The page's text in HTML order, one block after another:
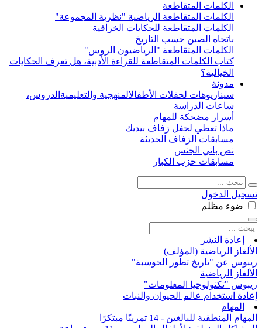
الكلمات المتقاطعة
الكلمات المتقاطعة الرياضية "نظرية المجموعة"
الكلمات المتقاطعة للحكايات الخرافية
باتجاه الصين حسب التاريخ
الكلمات المتقاطعة "الرياضيون الروس"
كتاب الكلمات المتقاطعة للقراءة الأدبية، هل تعرف الحكايات
الخيالية؟
مدونة
سيناريوهات لحفلات الأطفالالمنهجية والتعليمية الدروس،
ساعات الدراسة
أسرار مضحكة للمهام
ماذا تعطي لحفل زفاف بيديك
مسابقات الزفاف الحديثة
نص باتي الجنس
مسابقات حزب الكبار
تسجيل الدخول
ضوء مظلم
إعادة النشر
الألغاز الرياضية (المؤلف)
ريبوس عن "تاريخ تطور الحوسبة"
الألغاز الرياضية
ريبوس "تكنولوجيا المعلومات"
إعادة استخدام عالم الحيوان والنبات
المهام
المهام المنطقية للبالغين - 14 تمرينًا مبتكرًا